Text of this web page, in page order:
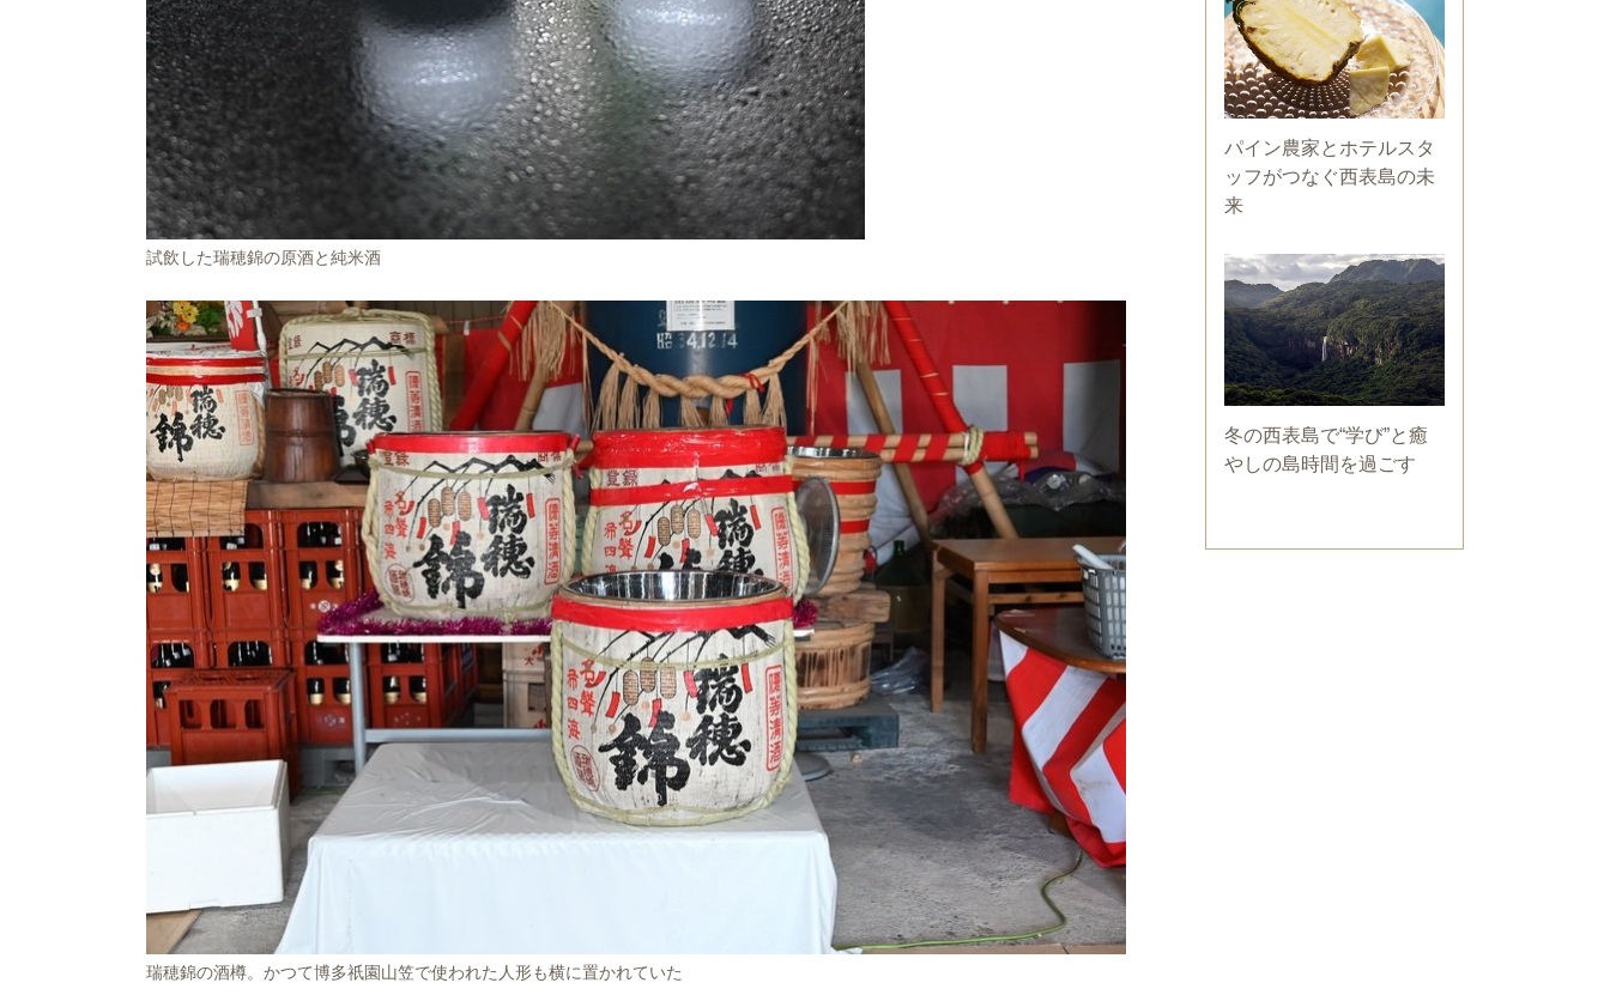
試飲した瑞穂錦の原酒と純米酒
瑞穂錦の酒樽。かつて博多祇園山笠で使われた人形も横に置かれていた
パイン農家とホテルスタ
ッフがつなぐ西表島の未
来
冬の西表島で“学び”と癒
やしの島時間を過ごす